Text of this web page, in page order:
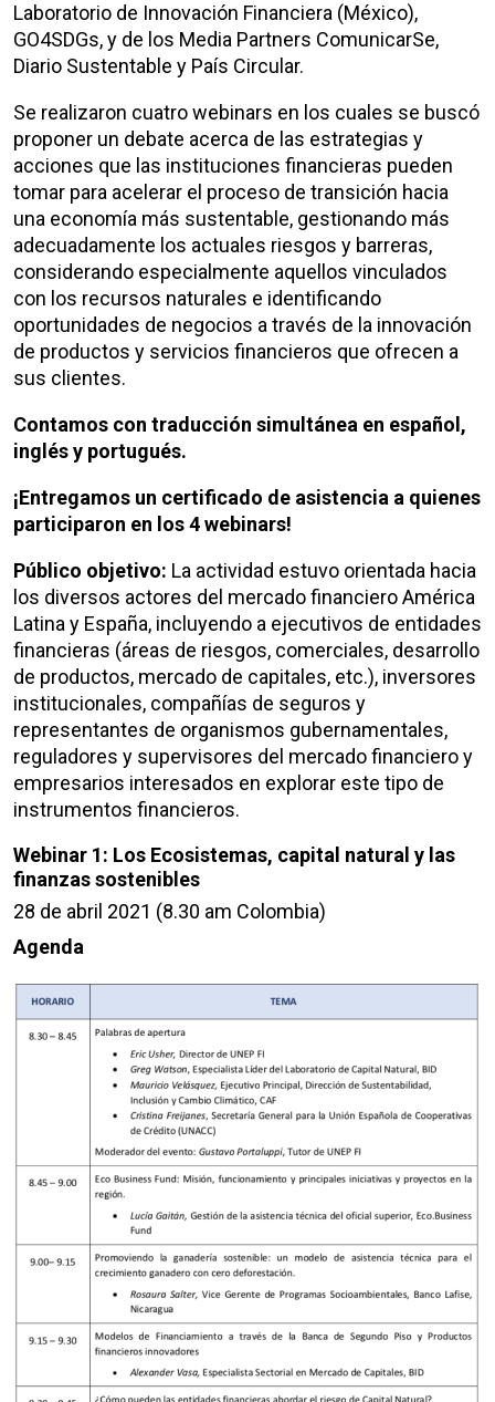
Laboratorio de Innovación Financiera (México),
GO4SDGs, y de los Media Partners ComunicarSe,
Diario Sustentable y País Circular.
Se realizaron cuatro webinars en los cuales se buscó
proponer un debate acerca de las estrategias y
acciones que las instituciones financieras pueden
tomar para acelerar el proceso de transición hacia
una economía más sustentable, gestionando más
adecuadamente los actuales riesgos y barreras,
considerando especialmente aquellos vinculados
con los recursos naturales e identificando
oportunidades de negocios a través de la innovación
de productos y servicios financieros que ofrecen a
sus clientes.
Contamos con traducción simultánea en español,
inglés y portugués.
¡Entregamos un certificado de asistencia a quienes
participaron en los 4 webinars!
Público objetivo: La actividad estuvo orientada hacia
los diversos actores del mercado financiero América
Latina y España, incluyendo a ejecutivos de entidades
financieras (áreas de riesgos, comerciales, desarrollo
de productos, mercado de capitales, etc.), inversores
institucionales, compañías de seguros y
representantes de organismos gubernamentales,
reguladores y supervisores del mercado financiero y
empresarios interesados en explorar este tipo de
instrumentos financieros.
Webinar 1: Los Ecosistemas, capital natural y las
finanzas sostenibles
28 de abril 2021 (8.30 am Colombia)
Agenda